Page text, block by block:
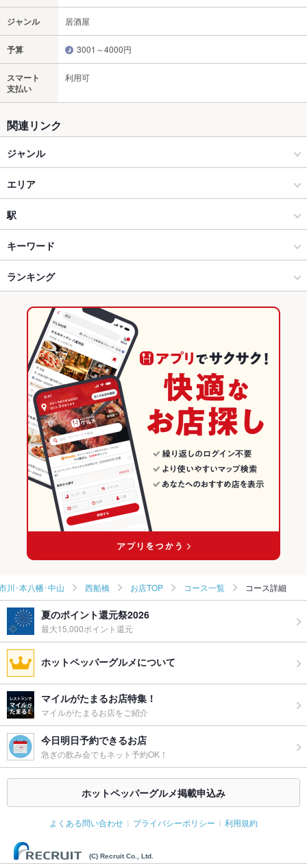
ジャンル 居酒屋
予算 3001～4000円
スマート
支払い
利用可
関連リンク
ジャンル
居酒屋
和風
船橋･津田沼･市川･本八幡･中山 × 居酒屋
船橋･津田沼･市川･本八幡･中山 × 和風
西船橋駅 × 居酒屋
西船橋駅 × 和風
ダイニングバー・バル
和風・創作
船橋･津田沼･市川･本八幡･中山 × ダイニングバー・バル
船橋･津田沼･市川･本八幡･中山 × 和風・創作
西船橋駅 × ダイニングバー・バル
西船橋駅 × 和風・創作
エリア
西船橋
西船橋 × 居酒屋
西船橋 × 和風
西船橋 × ダイニングバー・バル
西船橋 × 和風・創作
千葉 × 居酒屋
千葉 × 和風
千葉 × ダイニングバー・バル
千葉 × 和風・創作
駅
西船橋駅
キーワード
卵焼き からあげ
ちりとり鍋 ステーキ ピザ
パフェ アヒージョ
ランキング
千葉のグルメランキング
千葉の居酒屋ランキング
船橋･津田沼･市川･本八幡･中山のグルメランキング
船橋･津田沼･市川･本八幡･中山の居酒屋ランキング
西船橋のグルメランキング
西船橋の居酒屋ランキング
川･本八幡･中山 西船橋 お店TOP コース一覧 コース詳細
夏のポイント還元祭2026
最大15,000ポイント還元
ホットペッパーグルメについて
マイルがたまるお店特集！
マイルがたまるお店をご紹介
今日明日予約できるお店
急ぎの飲み会でもネット予約OK！
ホットペッパーグルメ掲載申込み
よくある問い合わせ プライバシーポリシー 利用規約
(C) Recruit Co., Ltd.